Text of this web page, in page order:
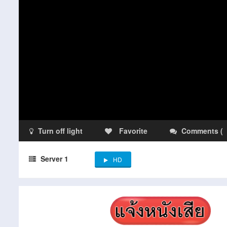
Turn off light Favorite Comments (
Server 1 HD